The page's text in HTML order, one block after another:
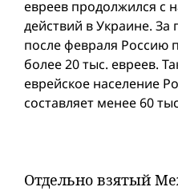
евреев продолжился с
действий в Украине.
после февраля Россию
более 20 тыс. евреев.
еврейское население
составляет менее 60
Отдельно взятый